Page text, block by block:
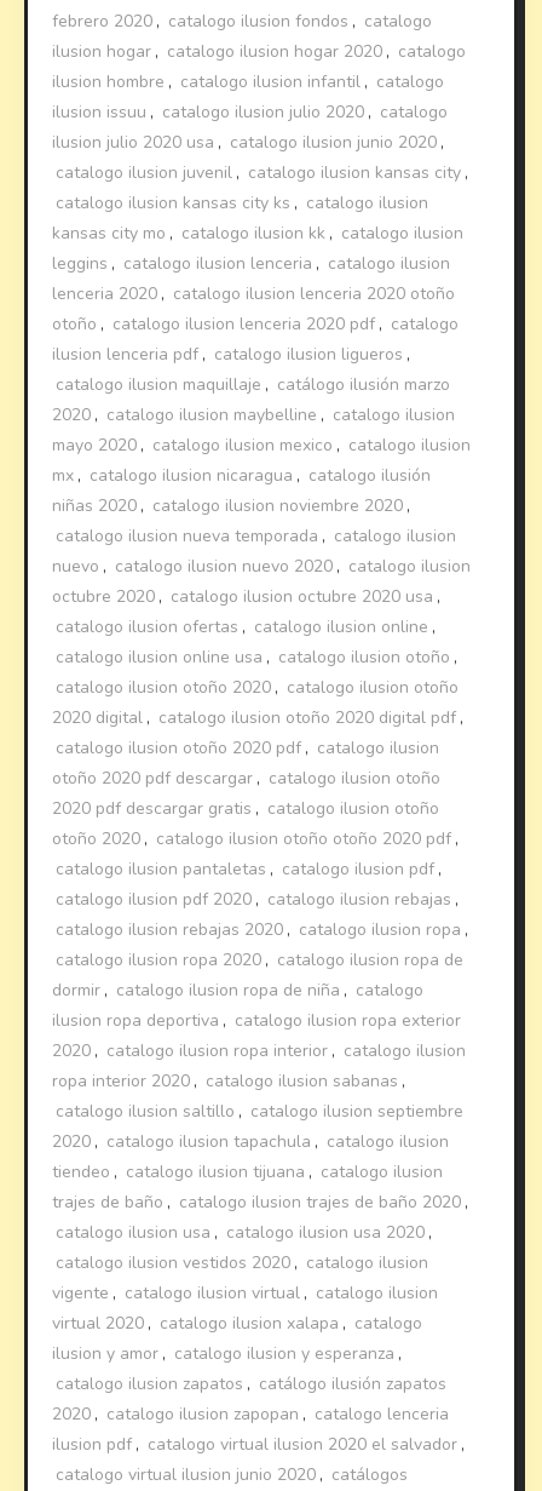
febrero 2020 , catalogo ilusion fondos , catalogo
ilusion hogar , catalogo ilusion hogar 2020 , catalogo
ilusion hombre , catalogo ilusion infantil , catalogo
ilusion issuu , catalogo ilusion julio 2020 , catalogo
ilusion julio 2020 usa , catalogo ilusion junio 2020 ,
catalogo ilusion juvenil , catalogo ilusion kansas city ,
catalogo ilusion kansas city ks , catalogo ilusion
kansas city mo , catalogo ilusion kk , catalogo ilusion
leggins , catalogo ilusion lenceria , catalogo ilusion
lenceria 2020 , catalogo ilusion lenceria 2020 otoño
otoño , catalogo ilusion lenceria 2020 pdf , catalogo
ilusion lenceria pdf , catalogo ilusion ligueros ,
catalogo ilusion maquillaje , catálogo ilusión marzo
2020 , catalogo ilusion maybelline , catalogo ilusion
mayo 2020 , catalogo ilusion mexico , catalogo ilusion
mx , catalogo ilusion nicaragua , catalogo ilusión
niñas 2020 , catalogo ilusion noviembre 2020 ,
catalogo ilusion nueva temporada , catalogo ilusion
nuevo , catalogo ilusion nuevo 2020 , catalogo ilusion
octubre 2020 , catalogo ilusion octubre 2020 usa ,
catalogo ilusion ofertas , catalogo ilusion online ,
catalogo ilusion online usa , catalogo ilusion otoño ,
catalogo ilusion otoño 2020 , catalogo ilusion otoño
2020 digital , catalogo ilusion otoño 2020 digital pdf ,
catalogo ilusion otoño 2020 pdf , catalogo ilusion
otoño 2020 pdf descargar , catalogo ilusion otoño
2020 pdf descargar gratis , catalogo ilusion otoño
otoño 2020 , catalogo ilusion otoño otoño 2020 pdf ,
catalogo ilusion pantaletas , catalogo ilusion pdf ,
catalogo ilusion pdf 2020 , catalogo ilusion rebajas ,
catalogo ilusion rebajas 2020 , catalogo ilusion ropa ,
catalogo ilusion ropa 2020 , catalogo ilusion ropa de
dormir , catalogo ilusion ropa de niña , catalogo
ilusion ropa deportiva , catalogo ilusion ropa exterior
2020 , catalogo ilusion ropa interior , catalogo ilusion
ropa interior 2020 , catalogo ilusion sabanas ,
catalogo ilusion saltillo , catalogo ilusion septiembre
2020 , catalogo ilusion tapachula , catalogo ilusion
tiendeo , catalogo ilusion tijuana , catalogo ilusion
trajes de baño , catalogo ilusion trajes de baño 2020 ,
catalogo ilusion usa , catalogo ilusion usa 2020 ,
catalogo ilusion vestidos 2020 , catalogo ilusion
vigente , catalogo ilusion virtual , catalogo ilusion
virtual 2020 , catalogo ilusion xalapa , catalogo
ilusion y amor , catalogo ilusion y esperanza ,
catalogo ilusion zapatos , catálogo ilusión zapatos
2020 , catalogo ilusion zapopan , catalogo lenceria
ilusion pdf , catalogo virtual ilusion 2020 el salvador ,
catalogo virtual ilusion junio 2020 , catálogos